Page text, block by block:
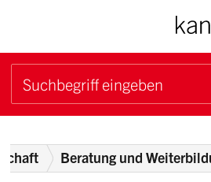
Navigieren im
Schnellnavigation
Suchbegriff
Beratung und